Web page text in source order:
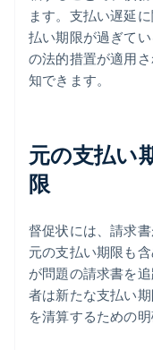
ます。支払い遅延
払い期限が過ぎて
の法的措置が適用
知できます。
元の支払い
限
督促状には、請求
元の支払い期限も
が問題の請求書を
者は新たな支払い
を清算するための